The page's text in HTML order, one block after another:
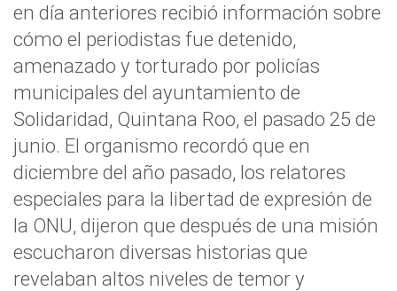
en día anteriores recibió información sobre
cómo el periodistas fue detenido,
amenazado y torturado por policías
municipales del ayuntamiento de
Solidaridad, Quintana Roo, el pasado 25 de
junio. El organismo recordó que en
diciembre del año pasado, los relatores
especiales para la libertad de expresión de
la ONU, dijeron que después de una misión
escucharon diversas historias que
revelaban altos niveles de temor y